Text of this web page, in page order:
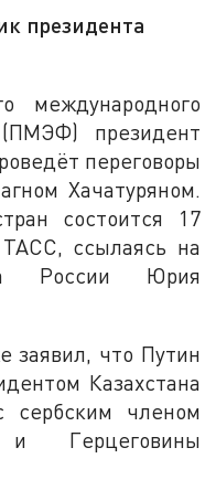
президента
международного
(ПМЭФ) президент
переговоры
Хачатуряном.
состоится 17
ссылаясь на
России Юрия
заявил, что Путин
Казахстана
членом
Герцеговины